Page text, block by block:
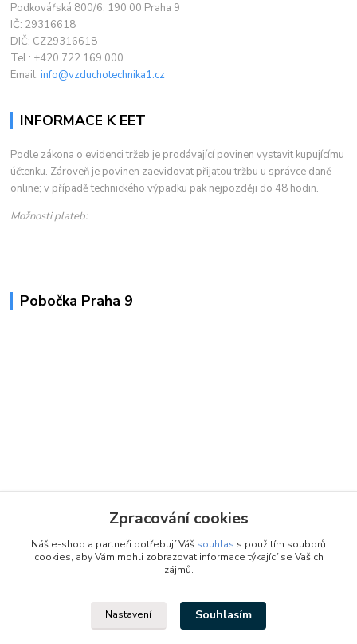
Podkovářská 800/6, 190 00 Praha 9
IČ: 29316618
DIČ: CZ29316618
Tel.: +420 722 169 000
Email:info@vzduchotechnika1.cz
INFORMACE K EET
Podle zákona o evidenci tržeb je prodávající povinen vystavit kupujícímu
účtenku. Zároveň je povinen zaevidovat přijatou tržbu u správce daně
online; v případě technického výpadku pak nejpozději do 48 hodin.
Možnosti plateb:
Pobočka Praha 9
Zpracování cookies
Náš e-shop a partneři potřebují Váš souhlas s použitím souborů
cookies, aby Vám mohli zobrazovat informace týkající se Vašich
zájmů.
Nastavení Souhlasím